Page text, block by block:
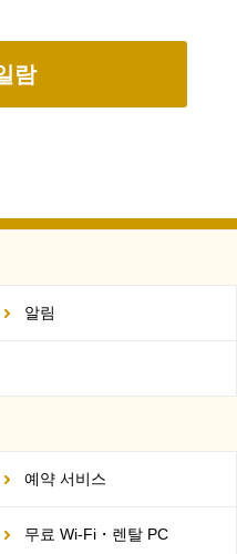
람
알림
예약 서비스
무료 Wi-Fi・렌탈 PC